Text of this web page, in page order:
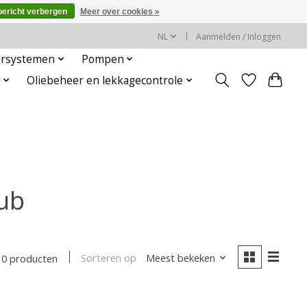
NL Aanmelden / Inloggen
Pompen
Oliebeheer en lekkagecontrole
0 producten Sorteren op Meest bekeken
verbergen Meer over cookies »